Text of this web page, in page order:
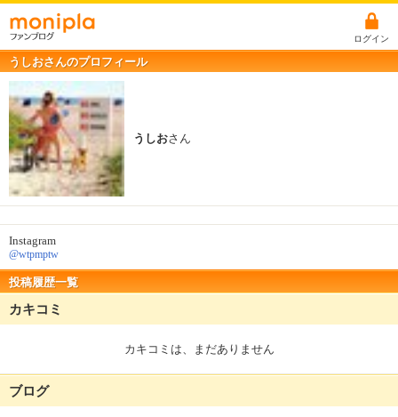
ログイン
うしおさんのプロフィール
うしおさん
Instagram
@wtpmptw
投稿履歴一覧
カキコミ
カキコミは、まだありません
ブログ